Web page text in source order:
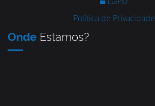
Política de Privacidade
Onde Estamos?